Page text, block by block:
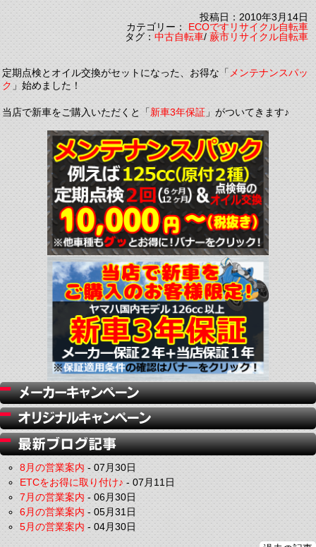
投稿日：2010年3月14日
カテゴリー：ECOですリサイクル自転車
タグ：中古自転車/蕨市リサイクル自転車
定期点検とオイル交換がセットになった、お得な「メンテナンスパッ
ク」始めました！
当店で新車をご購入いただくと「新車3年保証」がついてきます♪
8月の営業案内-07月30日
ETCをお得に取り付け♪-07月11日
7月の営業案内-06月30日
6月の営業案内-05月31日
5月の営業案内-04月30日